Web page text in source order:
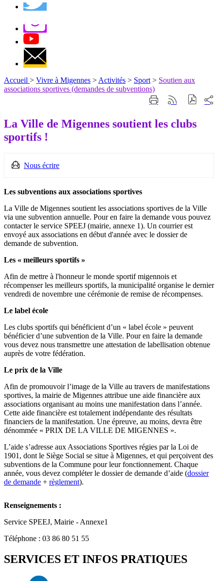
Accueil > Vivre à Migennes > Activités > Sport > Soutien aux
associations sportives (demandes de subventions)
ImprimerGénérer
RSS
sur
La Ville de Migennes soutient les clubs
sportifs !
Nous écrire
Les subventions aux associations sportives
La Ville de Migennes soutient les associations sportives de la Ville
via une subvention annuelle. Pour en faire la demande vous pouvez
contacter le service SPEEJ (mairie, annexe 1). Un courrier est
envoyé aux associations en début d'année avec le dossier de
demande de subvention.
Les « meilleurs sportifs »
Afin de mettre à l'honneur le monde sportif migennois et
récompenser les meilleurs sportifs, la municipalité organise le dernier
vendredi de novembre une cérémonie de remise de récompenses.
Le label école
Les clubs sportifs qui bénéficient d’un « label école » peuvent
bénéficier d’une subvention de la Ville. Pour en faire la demande
vous devez nous transmettre une attestation de labellisation obtenue
auprès de votre fédération.
Le prix de la Ville
Afin de promouvoir l’image de la Ville au travers de manifestations
sportives, la mairie de Migennes attribue une aide financière aux
associations organisant au moins une manifestation dans l’année.
Cette aide financière est totalement indépendante des résultats
financiers de la manifestation. Une épreuve, au moins, devra être
dénommée « PRIX DE LA VILLE DE MIGENNES ».
L’aide s’adresse aux Associations Sportives régies par la Loi de
1901, dont le Siège Social se situe à Migennes, et qui perçoivent des
subventions de la Commune pour leur fonctionnement. Chaque
année, vous devez compléter le dossier de demande d’aide (dossier
de demande + règlement).
Renseignements :
Service SPEEJ, Mairie - Annexe1
Téléphone : 03 86 80 51 55
SERVICES ET INFOS PRATIQUES